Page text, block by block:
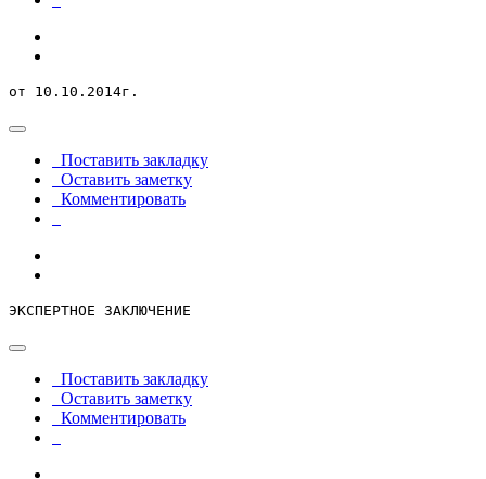
от 10.10.2014г.
Поставить закладку
Оставить заметку
Комментировать
ЭКСПЕРТНОЕ ЗАКЛЮЧЕНИЕ
Поставить закладку
Оставить заметку
Комментировать